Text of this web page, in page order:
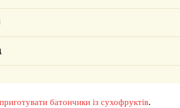
приготувати батончики із сухофруктів.